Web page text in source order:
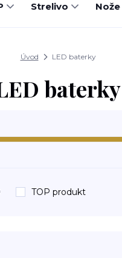
Strelivo Nože
Úvod LED baterky
baterky
TOP produkt